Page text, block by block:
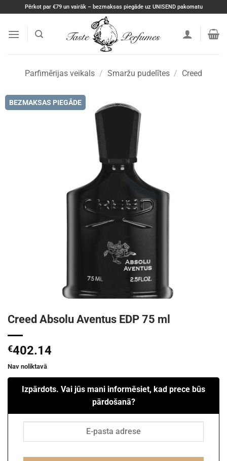
content
Pērkot par €79 un vairāk – bezmaksas piegāde uz UNISEND pakomatu
Parfimērijas veikals / Smaržu pudelītes / Creed
BEZMAKSAS PIEGĀDE
Creed Absolu Aventus EDP 75 ml
€402.14
Nav noliktavā
Izpārdots. Vai jūs mani informēsiet, kad prece būs
pārdošanā?